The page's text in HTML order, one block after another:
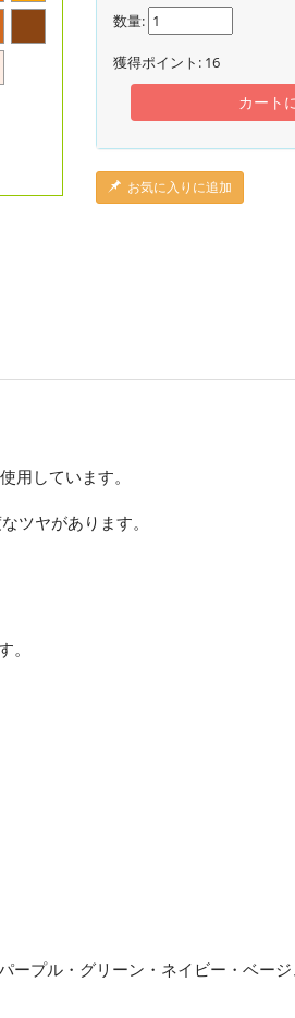
数量:
獲得ポイント: 16
カート
お気に入りに追加
用しています。
ツヤがあります。
プル・グリーン・ネイビー・ベー